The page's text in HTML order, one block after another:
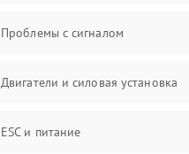
Проблемы с сигналом
Двигатели и силовая установка
ESC и питание